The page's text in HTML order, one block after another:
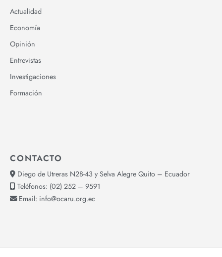
Actualidad
Economía
Opinión
Entrevistas
Investigaciones
Formación
CONTACTO
Diego de Utreras N28-43 y Selva Alegre Quito – Ecuador
Teléfonos: (02) 252 – 9591
Email: info@ocaru.org.ec